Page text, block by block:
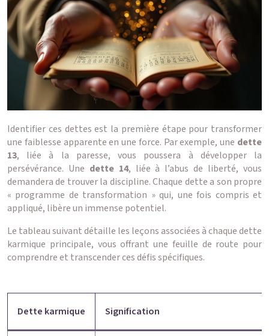
Identifier ces dettes est la première étape pour transformer
une faiblesse apparente en une force. Par exemple, une dette
13, liée à la paresse, vous poussera à développer la
persévérance. Une dette 14, liée à l’abus de liberté, vous
demandera de trouver la discipline. Chaque dette a son propre
« programme de transformation » qui, une fois compris et
appliqué, libère un immense potentiel.
Le tableau suivant détaille les leçons associées à chaque dette
karmique principale, vous offrant une feuille de route pour
comprendre et transcender ces défis spécifiques.
Dette karmique Signification